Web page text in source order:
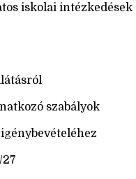
iskolai intézkedések
szabályok